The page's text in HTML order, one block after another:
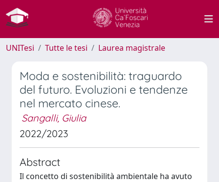
UNITesi Tutte le tesi Laurea magistrale
Moda e sostenibilità: traguardo
del futuro. Evoluzioni e tendenze
nel mercato cinese.
Sangalli, Giulia
2022/2023
Abstract
Il concetto di sostenibilità ambientale ha avuto